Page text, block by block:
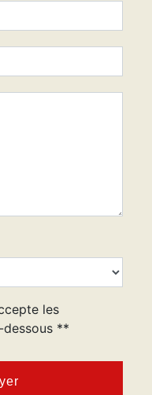
les
**